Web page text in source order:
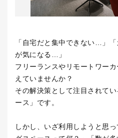
「自宅だと集中できない
」
が気になる
」
フリーランスやリモートワー
えていませんか？
その解決策として注目されて
ース」です。
しかし、いざ利用しようと思